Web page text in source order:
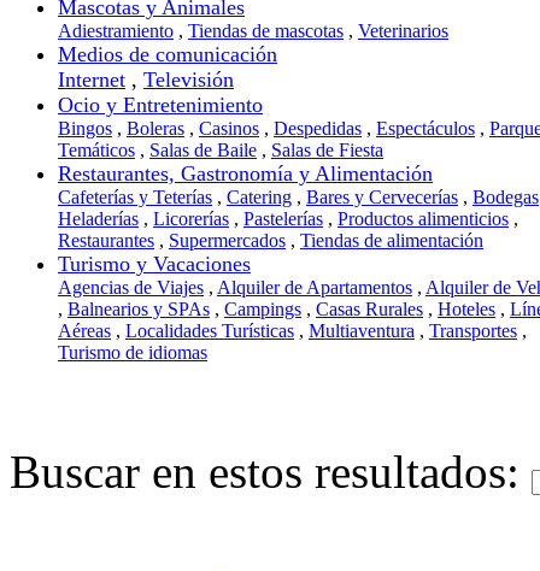
Mascotas y Animales
Adiestramiento , Tiendas de mascotas , Veterinarios
Medios de comunicación
Internet , Televisión
Ocio y Entretenimiento
Bingos , Boleras , Casinos , Despedidas , Espectáculos ,
Temáticos , Salas de Baile , Salas de Fiesta
Restaurantes, Gastronomía y Alimentación
Cafeterías y Teterías , Catering , Bares y Cervecerías , Bodegas
Heladerías , Licorerías , Pastelerías , Productos alimenticios ,
Restaurantes , Supermercados , Tiendas de alimentación
Turismo y Vacaciones
Agencias de Viajes , Alquiler de Apartamentos , Alquiler de
, Balnearios y SPAs , Campings , Casas Rurales , Hoteles ,
Aéreas , Localidades Turísticas , Multiaventura , Transportes ,
Turismo de idiomas
Buscar en estos resultados: